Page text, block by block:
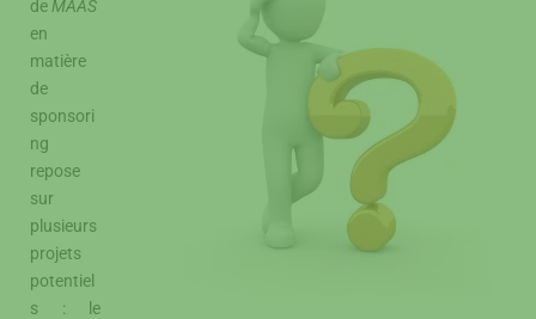
de MAAS
en
matière
de
sponsori
ng
repose
sur
plusieurs
projets
potentiel
s : le